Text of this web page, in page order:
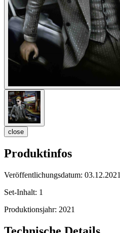
close
Produktinfos
Veröffentlichungsdatum: 03.12.2021
Set-Inhalt: 1
Produktionsjahr: 2021